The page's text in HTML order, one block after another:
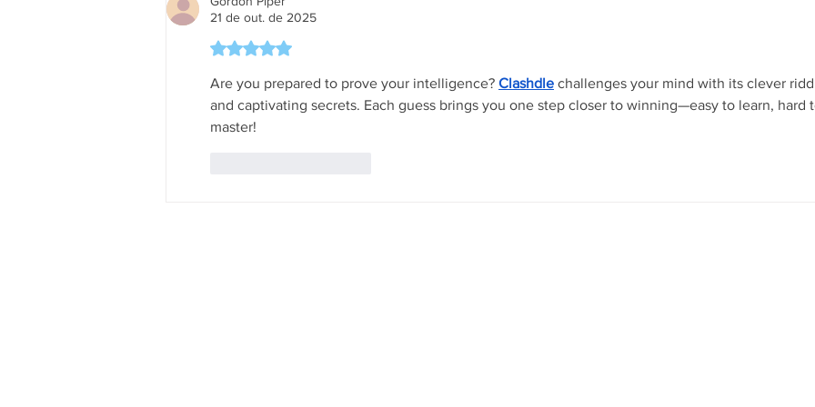
21 de out. de 2025
Avaliado com 5 de 5 estrelas.
Are you prepared to prove your intelligence? Clashdle challenges your mind with its clever
and captivating secrets. Each guess brings you one step closer to winning—easy to learn, hard
master!